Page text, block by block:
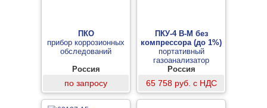
ПКО
прибор коррозионных
обследований
Россия
по запросу
ПКУ-4 В-М без
компрессора (до 1%)
портативный
газоанализатор
диоксида углерода
Россия
65 758 руб. с НДС